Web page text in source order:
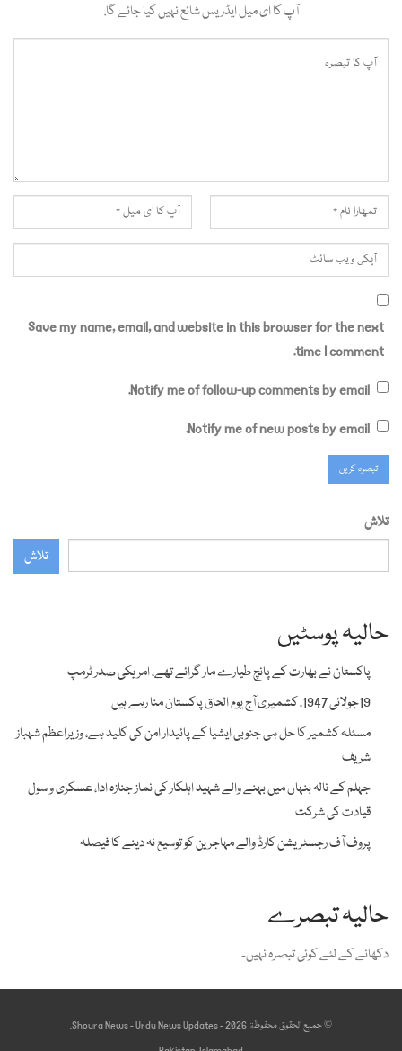
آپ کا ای میل ایڈریس شائع نہیں کیا جائے گا.
Save my name, email, and website in this browser for the next
time I comment.
Notify me of follow-up comments by email.
Notify me of new posts by email.
تلاش
تلاش
حالیہ پوسٹیں
پاکستان نے بھارت کے پانچ طیارے مار گرائے تھے، امریکی صدر ٹرمپ
19جولائی 1947، کشمیری آج یوم الحاق پاکستان منا رہے ہیں
مسئلہ کشمیر کا حل ہی جنوبی ایشیا کے پائیدار امن کی کلید ہے، وزیراعظم شہباز
شریف
جہلم کے نالہ بنہاں میں بہنے والے شہید اہلکار کی نماز جنازہ ادا، عسکری و سول
قیادت کی شرکت
پروف آف رجسٹریشن کارڈ والے مہاجرین کو توسیع نہ دینے کا فیصلہ
حالیہ تبصرے
دکھانے کے لئے کوئی تبصرہ نہیں۔
© جميع الحقوق محفوظة 2026 - Shoura News - Urdu News Updates.